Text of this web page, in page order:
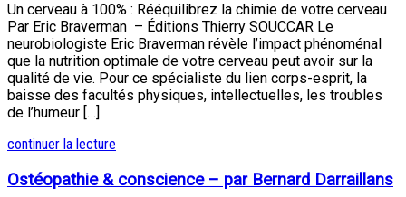
Un cerveau à 100% : Rééquilibrez la chimie de votre cerveau
Par Eric Braverman – Éditions Thierry SOUCCAR Le
neurobiologiste Eric Braverman révèle l’impact phénoménal
que la nutrition optimale de votre cerveau peut avoir sur la
qualité de vie. Pour ce spécialiste du lien corps-esprit, la
baisse des facultés physiques, intellectuelles, les troubles
de l’humeur […]
continuer la lecture
Ostéopathie & conscience – par Bernard Darraillans